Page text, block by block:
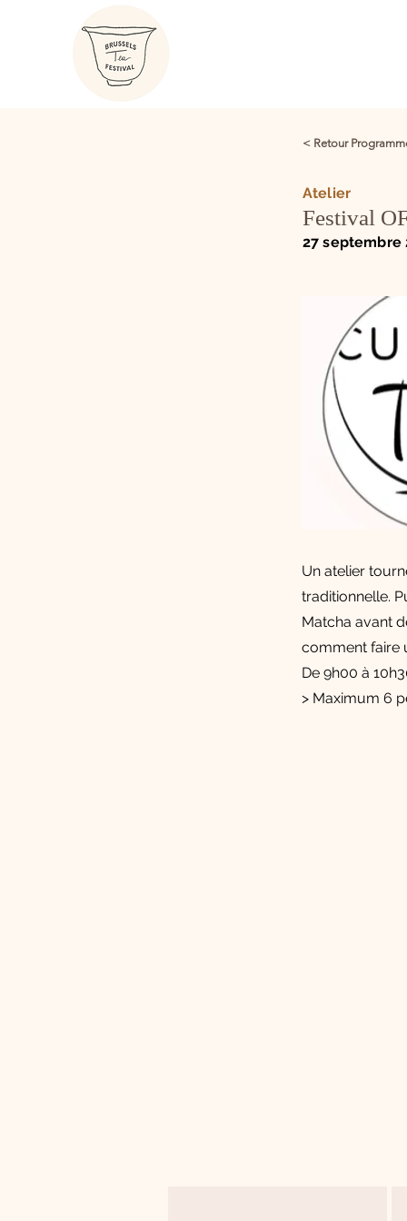
< Retour
Atelier
Festival
27 septembre
Un atelier
traditionnelle.
Matcha avant
comment faire
De 9h00 à
> Maximum 6